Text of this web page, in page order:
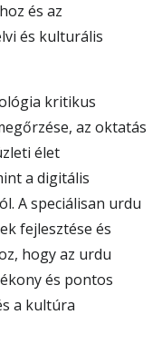
és az
és kulturális
kritikus
az oktatás
élet
a digitális
A speciálisan urdu
fejlesztése és
hogy az urdu
és pontos
a kultúra